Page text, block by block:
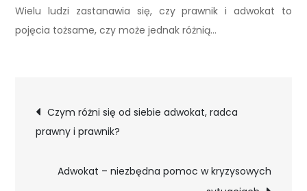
Wielu ludzi zastanawia się, czy prawnik i adwokat to
pojęcia tożsame, czy może jednak różnią…
Nawigacja
wpisu
Czym różni się od siebie adwokat, radca
prawny i prawnik?
Adwokat – niezbędna pomoc w kryzysowych